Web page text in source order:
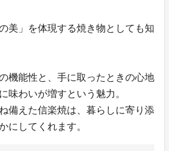
美」を体現する焼き物としても知
機能性と、手に取ったときの心地
味わいが増すという魅力。
備えた信楽焼は、暮らしに寄り添
にしてくれます。